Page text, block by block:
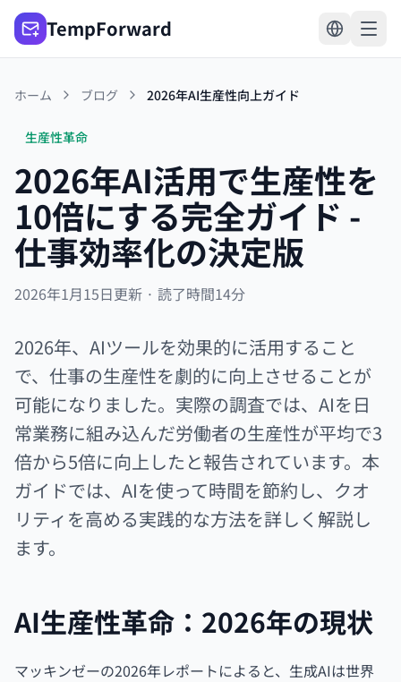
TempForward
ホーム ブログ 2026年AI生産性向上ガイド
生産性革命
2026年AI活用で生産性を
10倍にする完全ガイド -
仕事効率化の決定版
2026年1月15日更新 · 読了時間14分
2026年、AIツールを効果的に活用すること
で、仕事の生産性を劇的に向上させることが
可能になりました。実際の調査では、AIを日
常業務に組み込んだ労働者の生産性が平均で3
倍から5倍に向上したと報告されています。本
ガイドでは、AIを使って時間を節約し、クオ
リティを高める実践的な方法を詳しく解説し
ます。
AI生産性革命：2026年の現状
マッキンゼーの2026年レポートによると、生成AIは世界